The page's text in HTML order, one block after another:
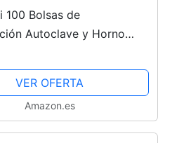
100 Bolsas de
Autoclave y Horno
y sellado (100x200
VER OFERTA
Amazon.es